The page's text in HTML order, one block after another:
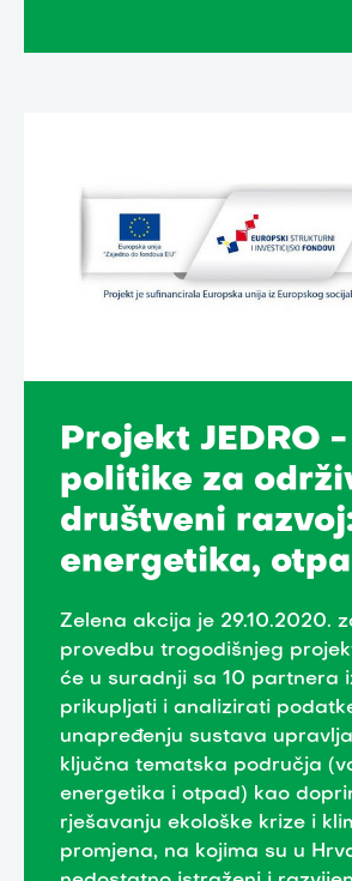
Projekt JEDRO
politike za
društveni
energetika,
Zelena akcija je 29.10.2020.
provedbu trogodišnjeg
će u suradnji sa 10 partnera
prikupljati i analizirati
unapređenju sustava
ključna tematska područja
energetika i otpad) kao
rješavanju ekološke krize i
promjena, na kojima su u